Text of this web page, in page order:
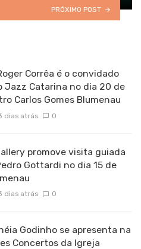
PRÓXIMO POST
Corrêa é o convidado
Jazz Catarina no dia 20 de
Carlos Gomes Blumenau
dias atrás 0
promove visita guiada
Gottardi no dia 15 de
dias atrás 0
Godinho se apresenta na
Concertos da Igreja